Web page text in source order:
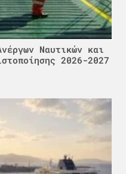
Ναυτικών και
2026-2027